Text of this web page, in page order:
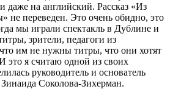
даже на английский. Рассказ «Из
не переведен. Это очень обидно, это
мы играли спектакль в Дублине и
зрители, педагоги из
что им не нужны титры, что они хотят
это я считаю одной из своих
руководитель и основатель
Зинаида Соколова-Зихерман.